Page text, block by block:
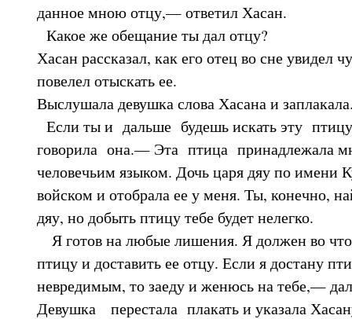
данное мною отцу,— ответил Хасан.
Какое же обещание ты дал отцу?
Хасан рассказал, как его отец во сне увидел
повелел отыскать ее.
Выслушала девушка слова Хасана и
Если ты и дальше будешь искать эту
говорила она.— Эта птица принадлежала
человечьим языком. Дочь царя дяу по имени
войском и отобрала ее у меня. Ты, конечно,
дяу, но добыть птицу тебе будет нелегко.
Я готов на любые лишения. Я должен во
птицу и доставить ее отцу. Если я достану
невредимым, то заеду и женюсь на тебе,—
Девушка перестала плакать и указала